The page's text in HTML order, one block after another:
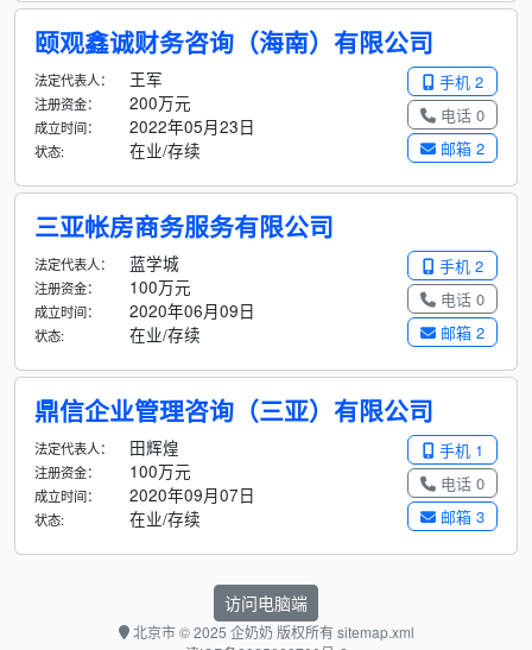
颐观鑫诚财务咨询（海南）有限公司
手机 2
电话 0
邮箱 2
法定代表人： 王军
注册资金： 200万元
成立时间： 2022年05月23日
状态: 在业/存续
三亚帐房商务服务有限公司
手机 2
电话 0
邮箱 2
法定代表人： 蓝学城
注册资金： 100万元
成立时间： 2020年06月09日
状态: 在业/存续
鼎信企业管理咨询（三亚）有限公司
手机 1
电话 0
邮箱 3
法定代表人： 田辉煌
注册资金： 100万元
成立时间： 2020年09月07日
状态: 在业/存续
访问电脑端
北京市© 2025 企奶奶 版权所有sitemap.xml